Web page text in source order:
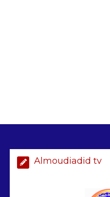
Almoudiadid tv
saisie